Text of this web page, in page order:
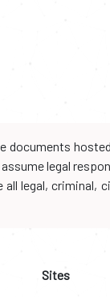
documents
legal
legal,
Sites